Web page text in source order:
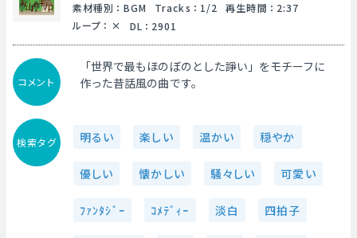
素材種別 ： BGM Tracks ： 1/2 再生時間 ： 2:37
ループ ： DL ： 2901
コメント
「世界で最もほのぼのとした諍い」をモチーフに
作った昔話風の曲です。
検索タグ 明るい 楽しい 温かい 穏やか
優しい 懐かしい 騒々しい 可愛い
ﾌｧﾝﾀｼﾞｰ ｺﾒﾃﾞｨｰ 淡白 四拍子